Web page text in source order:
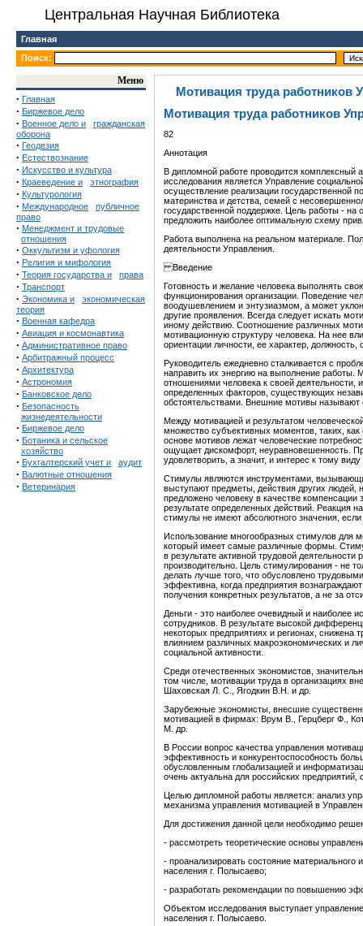
Центральная Научная Библиотека
Главная
Поиск:
Меню
· Главная
· Биржевое дело
· Военное дело и
гражданская
оборона
· Геодезия
· Естествознание
· Искусство и культура
· Краеведение и этнография
· Культурология
· Международное
публичное
право
· Менеджмент и трудовые
отношения
· Оккультизм и уфология
· Религия и мифология
· Теория государства и права
· Транспорт
· Экономика и
экономическая
теория
· Военная кафедра
· Авиация и космонавтика
· Административное право
· Арбитражный процесс
· Архитектура
· Астрономия
· Банковское дело
· Безопасность
жизнедеятельности
· Биржевое дело
· Ботаника и сельское
хозяйство
· Бухгалтерский учет и аудит
· Валютные отношения
· Ветеринария
Мотивация труда работников
Мотивация труда работников
82
Аннотация
В дипломной работе проводится комплексный
исследования является Управление
осуществление реализации государственной
материнства и детства, семей с
государственной поддержке. Цель работы - на
предложить наиболее оптимальную схему
Работа выполнена на реальном материале.
деятельности Управления.
Введение
Готовность и желание человека выполнять
функционирования организации. Поведение
воодушевлением и энтузиазмом, а может
другие проявления. Всегда следует искать
иному действию. Соотношение различных
мотивационную структуру человека. На нее
ориентации личности, ее характер, должность,
Руководитель ежедневно сталкивается с
направить их энергию на выполнение
отношениями человека к своей
определенных факторов, существующих
обстоятельствами. Внешние мотивы называют
Между мотивацией и результатом
множество субъективных моментов, таких,
основе мотивов лежат человеческие
ощущает дискомфорт, неуравновешенность.
удовлетворить, а значит, и интерес к тому
Стимулы являются инструментами,
выступают предметы, действия других людей,
предложено человеку в качестве компенсации
результате определенных действий. Реакция
стимулы не имеют абсолютного значения,
Использование многообразных стимулов для
который имеет самые различные формы.
в результате активной трудовой
производительно. Цель стимулирования - не
делать лучше того, что обусловлено
эффективна, когда предприятия
получения конкретных результатов, а не за
Деньги - это наиболее очевидный и наиболее
сотрудников. В результате высокой
некоторых предприятиях и регионах, снижена
влиянием различных макроэкономических и
социальной активности.
Среди отечественных экономистов,
том числе, мотивации труда в организациях
Шаховская Л. С., Ягодкин В.Н. и др.
Зарубежные экономисты, внесшие
мотивацией в фирмах: Врум В., Герцберг Ф.,
М. др.
В России вопрос качества управления
эффективность и конкурентоспособность
обусловленным глобализацией и
очень актуальна для российских предприятий,
Целью дипломной работы является: анализ
механизма управления мотивацией в
Для достижения данной цели необходимо
- рассмотреть теоретические основы
- проанализировать состояние
населения г. Полысаево;
- разработать рекомендации по повышению
Объектом исследования выступает
населения г. Полысаево.